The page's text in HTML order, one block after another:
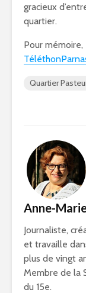
gracieux
quartier.
Pour mémoire,
Quartier
Anne-
Journaliste,
et travaille
plus de vingt
Membre de la
du 15e.